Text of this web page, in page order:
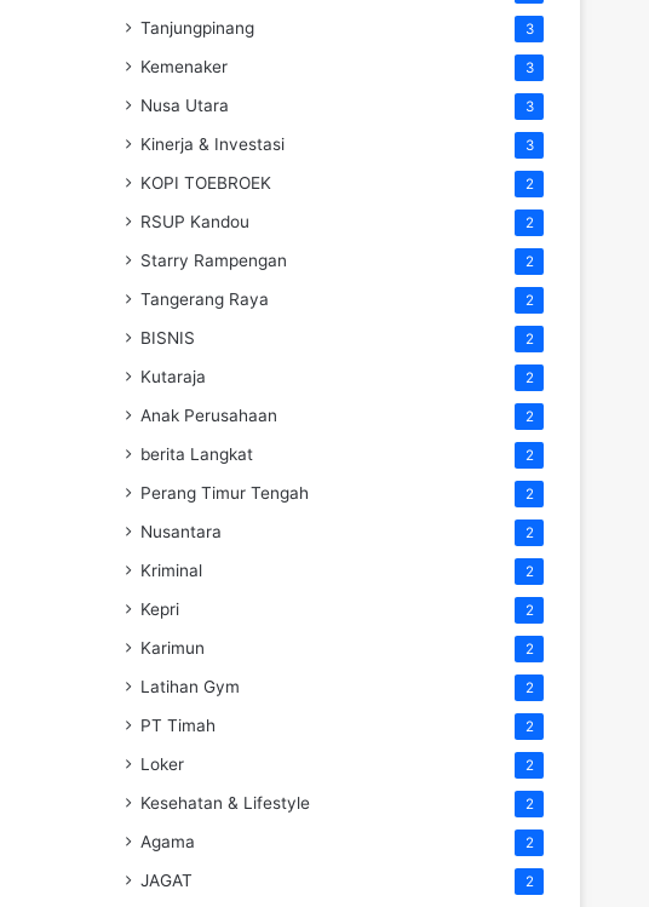
Tanjungpinang 3
Kemenaker 3
Nusa Utara 3
Kinerja & Investasi 3
KOPI TOEBROEK 2
RSUP Kandou 2
Starry Rampengan 2
Tangerang Raya 2
BISNIS 2
Kutaraja 2
Anak Perusahaan 2
berita Langkat 2
Perang Timur Tengah 2
Nusantara 2
Kriminal 2
Kepri 2
Karimun 2
Latihan Gym 2
PT Timah 2
Loker 2
Kesehatan & Lifestyle 2
Agama 2
JAGAT 2